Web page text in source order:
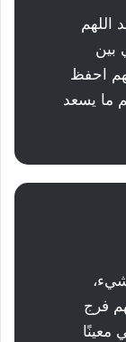
اللهم
بين
احفظ
ما يسعد
فرج